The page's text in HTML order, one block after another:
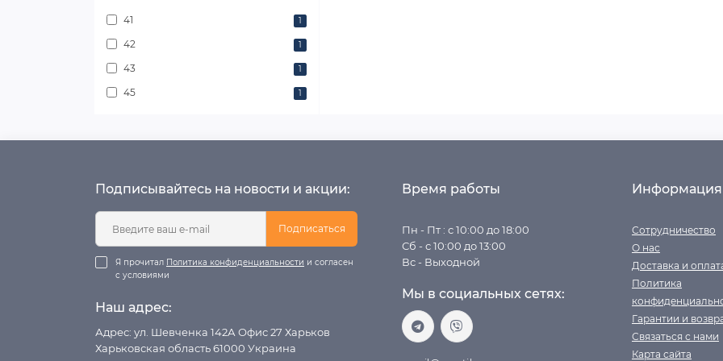
41 1
42 1
43 1
45 1
Подписывайтесь на новости и акции:
Подписаться
Я прочитал Политика конфиденциальности и согласен
с условиями
Наш адрес:
Адрес: ул. Шевченка 142А Офис 27 Харьков
Харьковская область 61000 Украина
Время работы
Пн - Пт : с 10:00 до 18:00
Сб - с 10:00 до 13:00
Вс - Выходной
Мы в социальных сетях:
Информация
Сотрудничество
О нас
Доставка и
Политика
Гарантии и
Связаться с нами
Карта сайта